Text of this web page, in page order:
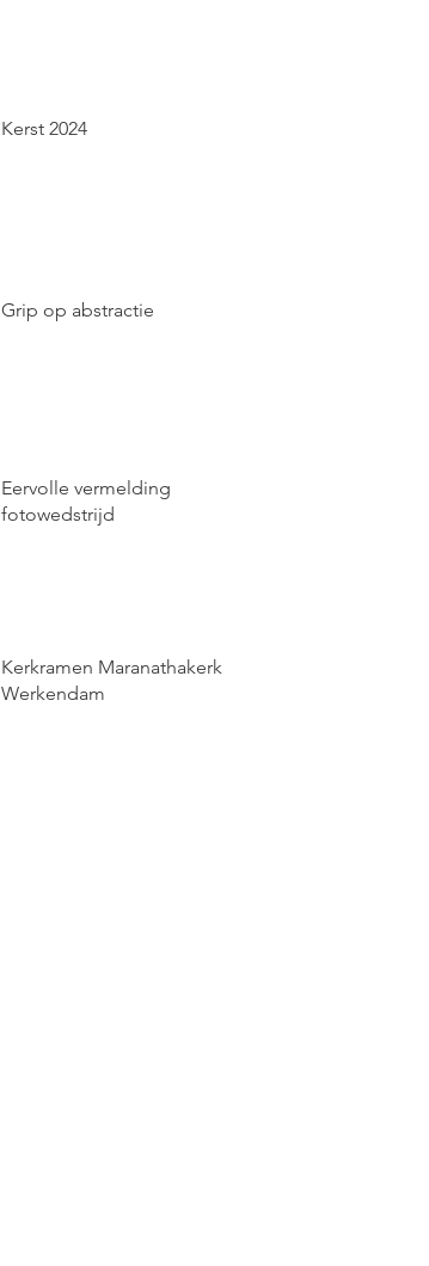
Kerst 2024
Grip op abstractie
Eervolle vermelding
fotowedstrijd
Kerkramen Maranathakerk
Werkendam